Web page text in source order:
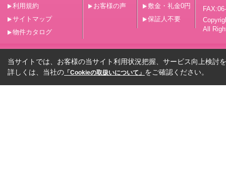
利用規約
サイトマップ
物件カタログ
お客様の声
敷金・礼金0円
保証人不要
All
当サイトでは、お客様の当サイト利用状況把握、サービス向上検討
詳しくは、当社の 「Cookieの取扱いについて」 をご確認ください。